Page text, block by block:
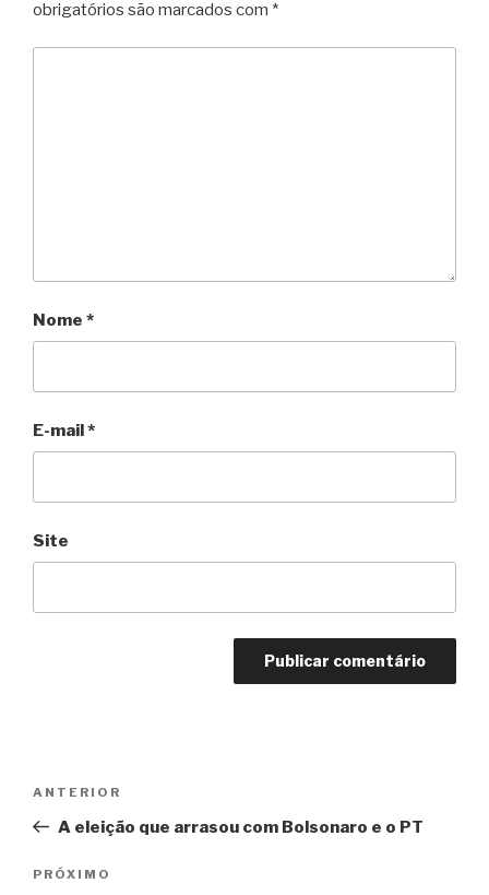
obrigatórios são marcados com *
Nome *
E-mail*
Site
Post
Anterior
ANTERIOR
A eleição que arrasou com Bolsonaro e o PT
Próximo
PRÓXIMO